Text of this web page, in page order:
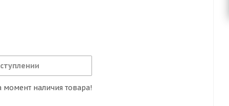
момент наличия товара!